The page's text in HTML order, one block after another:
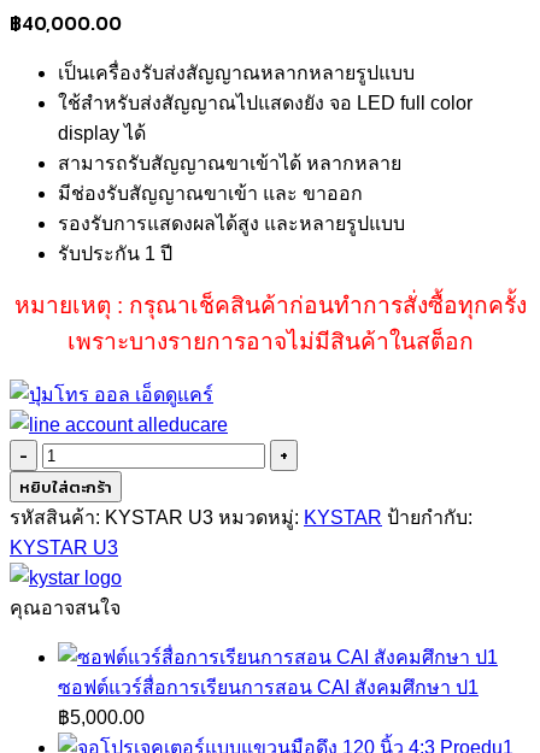
฿40,000.00
เป็นเครื่องรับส่งสัญญาณหลากหลายรูปแบบ
ใช้สำหรับส่งสัญญาณไปแสดงยัง จอ LED full color
display ได้
สามารถรับสัญญาณขาเข้าได้ หลากหลาย
มีช่องรับสัญญาณขาเข้า และ ขาออก
รองรับการแสดงผลได้สูง และหลายรูปแบบ
รับประกัน 1 ปี
หมายเหตุ : กรุณาเช็คสินค้าก่อนทำการสั่งซื้อทุกครั้ง
เพราะบางรายการอาจไม่มีสินค้าในสต็อก
จำนวน
KYSTAR
U3
ชิ้น
หยิบใส่ตะกร้า
รหัสสินค้า: KYSTAR U3 หมวดหมู่: KYSTAR ป้ายกำกับ:
KYSTAR U3
คุณอาจสนใจ
ซอฟต์แวร์สื่อการเรียนการสอน CAI สังคมศึกษา ป1
฿5,000.00